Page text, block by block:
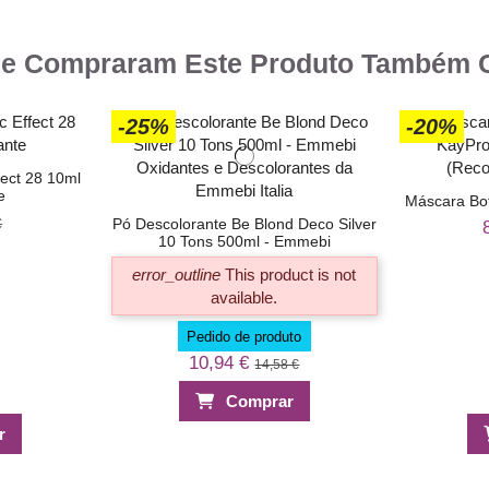
Verniz Softouch Effect 06 10ml - Layla
Cosmetics
0,75 €5,00 €
Nail Art Layla 06 Velvet Effect - veludo
0,68 €
Compraram Este Produto Também
28 10ml
-25%
Pó Descolorante Be Blond Deco Silver
10 Tons 500ml - Emmebi
error_outline This product is not
available.
Pedido de produto
10,94 €14,58 €
Comprar
-20%
Máscara